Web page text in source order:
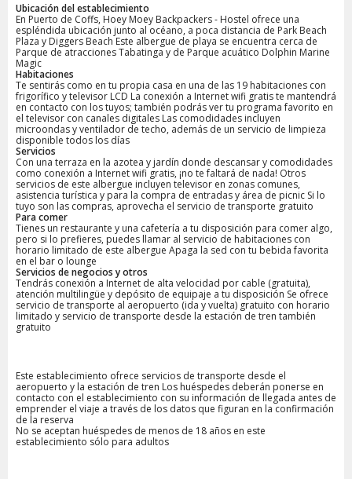
Ubicación del establecimiento
En Puerto de Coffs, Hoey Moey Backpackers - Hostel ofrece una
espléndida ubicación junto al océano, a poca distancia de Park Beach
Plaza y Diggers Beach Este albergue de playa se encuentra cerca de
Parque de atracciones Tabatinga y de Parque acuático Dolphin Marine
Magic
Habitaciones
Te sentirás como en tu propia casa en una de las 19 habitaciones con
frigorífico y televisor LCD La conexión a Internet wifi gratis te mantendrá
en contacto con los tuyos; también podrás ver tu programa favorito en
el televisor con canales digitales Las comodidades incluyen
microondas y ventilador de techo, además de un servicio de limpieza
disponible todos los días
Servicios
Con una terraza en la azotea y jardín donde descansar y comodidades
como conexión a Internet wifi gratis, ¡no te faltará de nada! Otros
servicios de este albergue incluyen televisor en zonas comunes,
asistencia turística y para la compra de entradas y área de picnic Si lo
tuyo son las compras, aprovecha el servicio de transporte gratuito
Para comer
Tienes un restaurante y una cafetería a tu disposición para comer algo,
pero si lo prefieres, puedes llamar al servicio de habitaciones con
horario limitado de este albergue Apaga la sed con tu bebida favorita
en el bar o lounge
Servicios de negocios y otros
Tendrás conexión a Internet de alta velocidad por cable (gratuita),
atención multilingüe y depósito de equipaje a tu disposición Se ofrece
servicio de transporte al aeropuerto (ida y vuelta) gratuito con horario
limitado y servicio de transporte desde la estación de tren también
gratuito
Este establecimiento ofrece servicios de transporte desde el
aeropuerto y la estación de tren Los huéspedes deberán ponerse en
contacto con el establecimiento con su información de llegada antes de
emprender el viaje a través de los datos que figuran en la confirmación
de la reserva
No se aceptan huéspedes de menos de 18 años en este
establecimiento sólo para adultos